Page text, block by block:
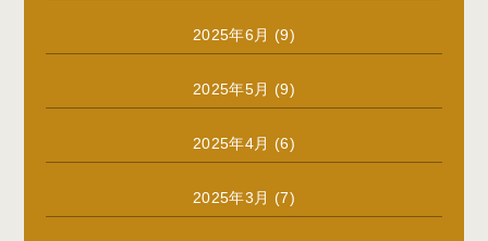
2025年6月 (9)
2025年5月 (9)
2025年4月 (6)
2025年3月 (7)